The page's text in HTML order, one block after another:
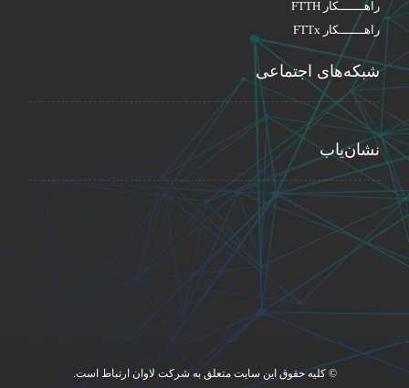
راهـــــــکار FTTH
راهـــــــکار FTTx
شبکه‌های اجتماعی
نشان‌یاب
© کلیه حقوق این سایت متعلق به شرکت لاوان ارتباط است.